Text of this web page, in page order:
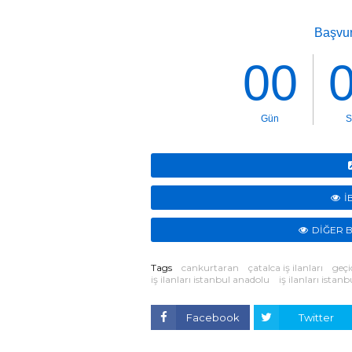
DİĞER
Tags cankurtaran çatalca iş ilanları
iş ilanları istanbul anadolu
iş ilanları
Facebook Twitter